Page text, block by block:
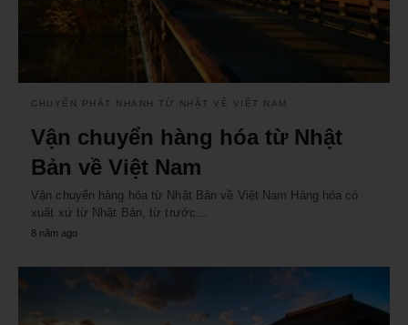
CHUYỂN PHÁT NHANH TỪ NHẬT VỀ VIỆT NAM
Vận chuyển hàng hóa từ Nhật
Bản về Việt Nam
Vận chuyển hàng hóa từ Nhật Bản về Việt Nam Hàng hóa có
xuất xứ từ Nhật Bản, từ trước…
8 năm ago